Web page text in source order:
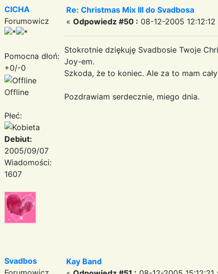
CICHA
Forumowicz
Pomocna dłoń:
+0/-0
Offline
Płeć:
Debiut:
2005/09/07
Wiadomości:
1607
Re: Christmas Mix III do Svadbosa
« Odpowiedz #50 : 08-12-2005 12:12:12
Stokrotnie dziękuję Svadbosie Twoje
Joy-em.
Szkoda, że to koniec. Ale za to mam
Pozdrawiam serdecznie, miego dnia.
Svadbos
Kay Band